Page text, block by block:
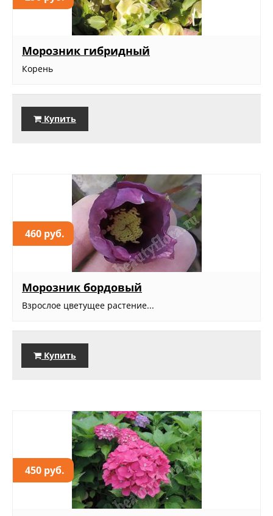
Морозник гибридный
Корень
Купить
460 руб.
Морозник бордовый
Взрослое цветущее растение...
Купить
450 руб.